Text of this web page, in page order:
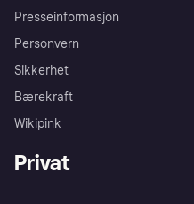
Presseinformasjon
Personvern
Sikkerhet
Bærekraft
Wikipink
Privat